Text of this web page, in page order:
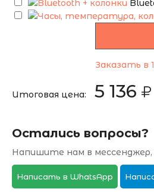
Заказать в
Итоговая цена: 5 136
Остались вопросы?
Напишите нам в
Написать в WhatsApp